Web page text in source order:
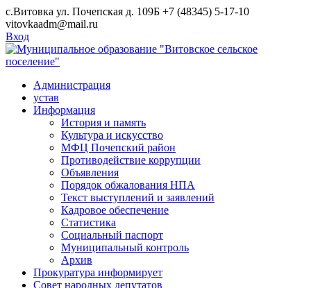
Skip
to
content
с.Витовка ул. Почепская д. 109Б +7 (48345) 5-17-10
vitovkaadm@mail.ru
Вход
Администрация
устав
Информация
История и память
Культура и искусство
МФЦ Почепский район
Противодействие коррупции
Объявления
Порядок обжалования НПА
Текст выступлений и заявлений
Кадровое обеспечение
Статистика
Социальный паспорт
Муниципальный контроль
Архив
Прокуратура информирует
Совет народных депутатов